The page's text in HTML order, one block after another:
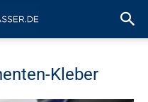
Kleber